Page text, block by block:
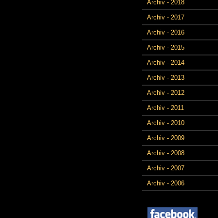
Archiv - 2018
Archiv - 2017
Archiv - 2016
Archiv - 2015
Archiv - 2014
Archiv - 2013
Archiv - 2012
Archiv - 2011
Archiv - 2010
Archiv - 2009
Archiv - 2008
Archiv - 2007
Archiv - 2006